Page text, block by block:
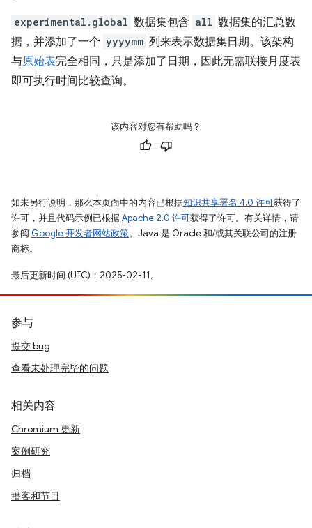
experimental.global 数据集包含 all 数据集的汇总数
据，并添加了一个 yyyymm 列来表示数据集日期。该架构
与原始表完全相同，只是添加了日期，因此无需联接月度表
即可执行时间比较查询。
该内容对您有帮助吗？
如未另行说明，那么本页面中的内容已根据知识共享署名 4.0 许可获得了
许可，并且代码示例已根据Apache 2.0 许可获得了许可。有关详情，请
参阅 Google 开发者网站政策。Java 是 Oracle 和/或其关联公司的注册
商标。
最后更新时间 (UTC)：2025-02-11。
参与
提交 bug
查看未处理完毕的问题
相关内容
Chromium 更新
案例研究
归档
播客和节目